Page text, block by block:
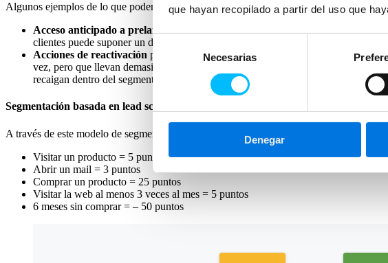
que hayan recopilado a partir del uso que
Selección
de
consentimiento
Necesarias
Denegar
Algunos ejemplos de lo que podemos hacer con estos segmentos:
Acceso anticipado a prelanzamientos y promociones
para el segmento
clientes puede suponer un desahogo logístico en pleno impacto de una campaña
Acciones de reactivación para el segmento «Hibernando». Este segmento está
vez, pero que llevan demasiado tiempo sin hacerlo. Podemos crear un flujo
recaigan dentro del segmento.
Segmentación basada en lead scoring
A través de este modelo de segmentación valoramos determinadas acciones con
Visitar un producto = 5 puntos
Abrir un mail = 3 puntos
Comprar un producto = 25 puntos
Visitar la web al menos 3 veces al mes = 5 puntos
6 meses sin comprar = – 50 puntos